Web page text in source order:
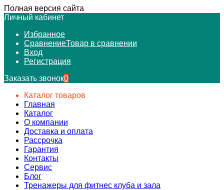
Полная версия сайта
Личный кабинет
Избранное
СравнениеТовар в сравнении
Вход
Регистрация
Заказать звонок0
Каталог товаров
Главная
Каталог
О компании
Доставка и оплата
Рассрочка
Гарантия
Контакты
Сервис
Блог
Тренажеры для фитнес клуба и зала